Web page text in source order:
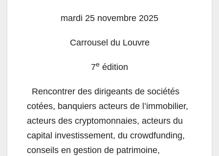
mardi 25 novembre 2025
Carrousel du Louvre
7e édition
Rencontrer des dirigeants de sociétés
cotées, banquiers acteurs de l’immobilier,
acteurs des cryptomonnaies, acteurs du
capital investissement, du crowdfunding,
conseils en gestion de patrimoine,